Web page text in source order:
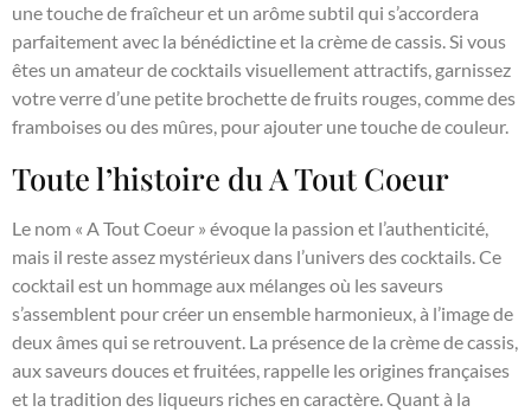
une touche de fraîcheur et un arôme subtil qui s’accordera
parfaitement avec la bénédictine et la crème de cassis. Si vous
êtes un amateur de cocktails visuellement attractifs, garnissez
votre verre d’une petite brochette de fruits rouges, comme des
framboises ou des mûres, pour ajouter une touche de couleur.
Toute l’histoire du A Tout Coeur
Le nom « A Tout Coeur » évoque la passion et l’authenticité,
mais il reste assez mystérieux dans l’univers des cocktails. Ce
cocktail est un hommage aux mélanges où les saveurs
s’assemblent pour créer un ensemble harmonieux, à l’image de
deux âmes qui se retrouvent. La présence de la crème de cassis,
aux saveurs douces et fruitées, rappelle les origines françaises
et la tradition des liqueurs riches en caractère. Quant à la